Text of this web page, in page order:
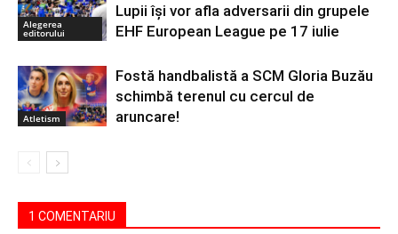
Alegerea
editorului
Lupii își vor afla adversarii din grupele
EHF European League pe 17 iulie
Atletism
Fostă handbalistă a SCM Gloria Buzău
schimbă terenul cu cercul de
aruncare!
1 COMENTARIU